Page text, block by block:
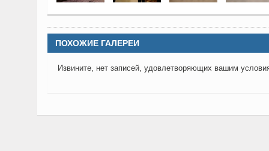
ПОХОЖИЕ ГАЛЕРЕИ
Извините, нет записей, удовлетворяющих вашим